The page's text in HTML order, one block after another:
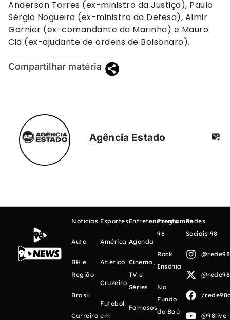
Anderson Torres (ex-ministro da Justiça), Paulo
Sérgio Nogueira (ex-ministro da Defesa), Almir
Garnier (ex-comandante da Marinha) e Mauro
Cid (ex-ajudante de ordens de Bolsonaro).
Compartilhar matéria
Agência Estado
Notícias
Auto
BH e
Região
Brasil
Carreira
Esportes
América
Atlético
Cruzeiro
Futebol
em
Entretenimento
Agenda
Cinema,
TV e
Séries
Famosos
Programas
98
Rock
Insônia
No
Fundo
do Baú
Redes
Sociais 98
/
@98live